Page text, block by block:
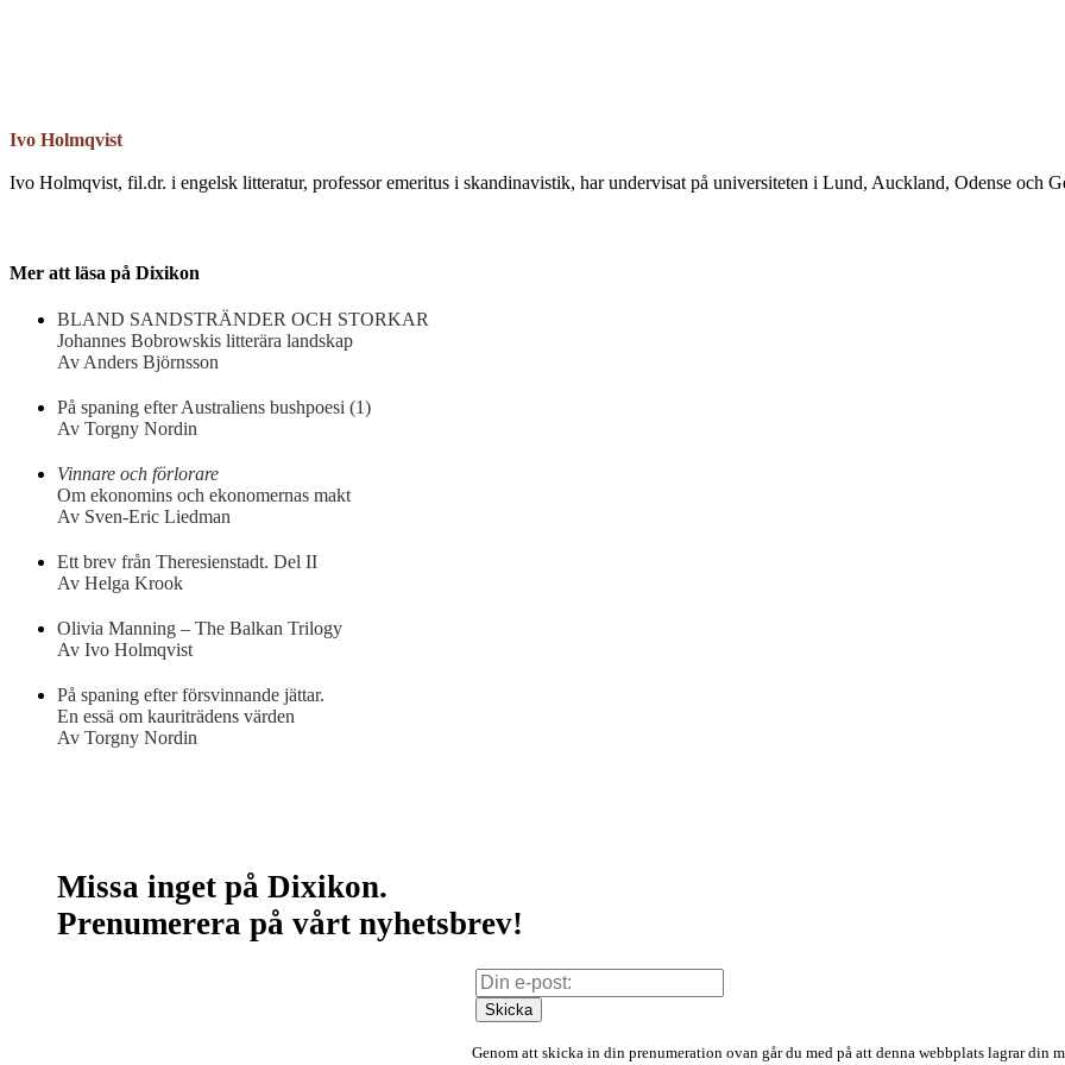
Ivo Holmqvist
Ivo Holmqvist, fil.dr. i engelsk litteratur, professor emeritus i skandinavistik, har undervisat på universiteten i Lund, Auckland, Odense och
Mer att läsa på Dixikon
BLAND SANDSTRÄNDER OCH STORKAR
Johannes Bobrowskis litterära landskap
Av Anders Björnsson
På spaning efter Australiens bushpoesi (1)
Av Torgny Nordin
Vinnare och förlorare
Om ekonomins och ekonomernas makt
Av Sven-Eric Liedman
Ett brev från Theresienstadt. Del II
Av Helga Krook
Olivia Manning – The Balkan Trilogy
Av Ivo Holmqvist
På spaning efter försvinnande jättar.
En essä om kauriträdens värden
Av Torgny Nordin
Missa inget på Dixikon.
Prenumerera på vårt nyhetsbrev!
Skicka
Genom att skicka in din prenumeration ovan går du med på att denna webbplats lagrar din